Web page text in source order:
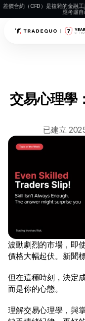
差價合約（CFD）是複雜的金融
應考慮自
MetaTrader 4
存款與提款
帳戶規格
外匯
金屬
索引
股票
能源
交易心理學
已建立
波動劇烈的市場，即
價格大幅起伏。新聞
但在這種時刻，決定
而是你的心態。
理解交易心理學，與